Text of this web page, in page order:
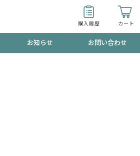
購入履歴 カート
お知らせ お問い合わせ